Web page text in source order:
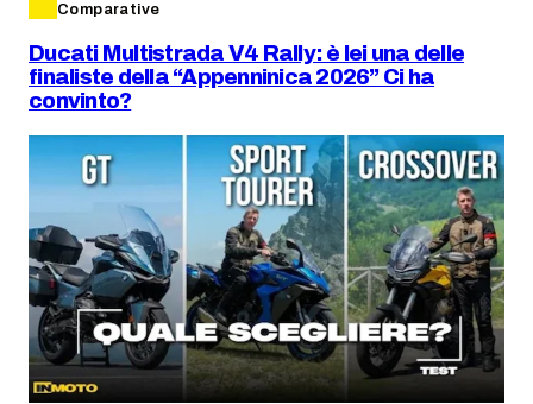
Comparative
Ducati Multistrada V4 Rally: è lei una delle
finaliste della “Appenninica 2026” Ci ha
convinto?